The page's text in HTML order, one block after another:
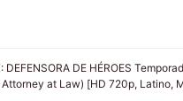
DEFENSORA DE HÉROES
at Law) [HD 720p, Latino,